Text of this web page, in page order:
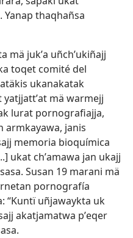
thaqhañsa
mä jukʼa uñchʼukiñajj
toqet comité del
ukanakatak
yatjjattʼat mä warmejj
lurat pornografiajja,
armkayawa, janis
memoria bioquímica
ukat chʼamawa jan ukajj
Susan 19 marani mä
pornografía
“Kuntï uñjawaykta uk
akatjamatwa pʼeqer